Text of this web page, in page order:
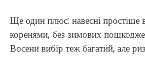
Ще один плюс: навесні простіше
коренями, без зимових
Восени вибір теж багатий, але